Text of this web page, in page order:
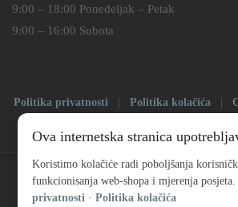
9:00 – 18:00 Ponedeljak – Petak
9:00 – 16:00 Subota
Politika privatnosti Politika kolačića
Ova internetska stranica
Koristimo kolačiće radi poboljšanja
funkcionisanja web-shopa i mjerenja
privatnosti ·Politika kolačića